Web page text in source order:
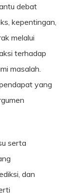
debat
kepentingan,
melalui
terhadap
masalah.
yang
serta
dan